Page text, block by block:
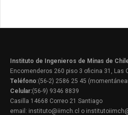
Instituto de Ingenieros de Minas de
Encomenderos 260 piso 3 oficina 31, Las
Teléfono:(56-2) 2586 25 45
Celular:(56-9) 9346 8839
Casilla 14668 Correo 21 Santiago
email: instituto@iimch.cl o